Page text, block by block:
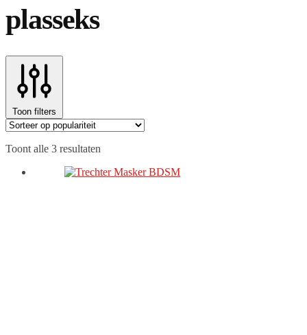
plasseks
Toon filters
Toont alle 3 resultaten
populariteit